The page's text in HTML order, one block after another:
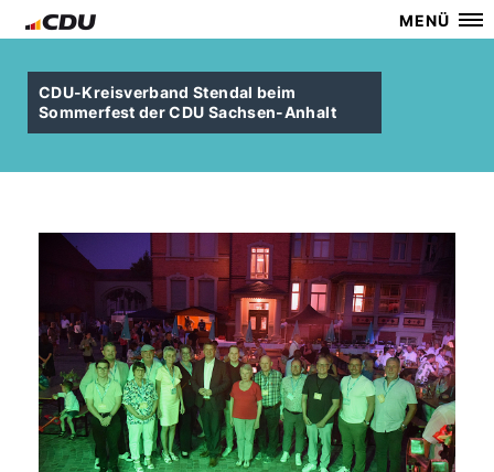
MENÜ
CDU-Kreisverband Stendal beim
Sommerfest der CDU Sachsen-Anhalt